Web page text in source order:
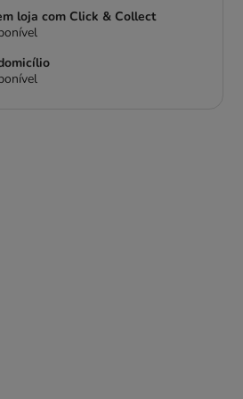
loja com Click & Collect